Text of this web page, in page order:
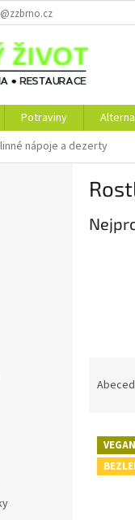
Potraviny
nápoje a dezerty
n
p
V
p
VEGAN